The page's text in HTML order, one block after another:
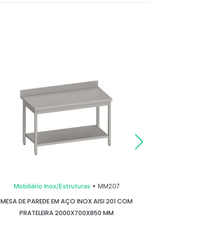
Mobiliário Inox/Estruturas • MM207
MESA DE PAREDE EM AÇO INOX AISI 201 COM
PRATELEIRA 2000X700X850 MM